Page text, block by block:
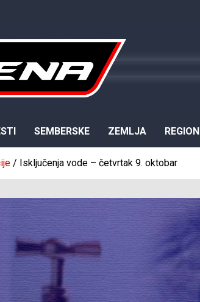
SEMBERSKE ZEMLJA REGION
Isključenja vode – četvrtak 9. oktobar